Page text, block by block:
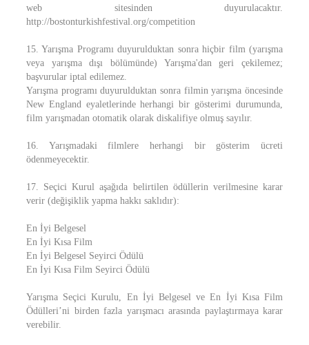
web sitesinden duyurulacaktır.
http://bostonturkishfestival.org/competition
15. Yarışma Programı duyurulduktan sonra hiçbir film (yarışma
veya yarışma dışı bölümünde) Yarışma'dan geri çekilemez;
başvurular iptal edilemez.
Yarışma programı duyurulduktan sonra filmin yarışma öncesinde
New England eyaletlerinde herhangi bir gösterimi durumunda,
film yarışmadan otomatik olarak diskalifiye olmuş sayılır.
16. Yarışmadaki filmlere herhangi bir gösterim ücreti
ödenmeyecektir.
17. Seçici Kurul aşağıda belirtilen ödüllerin verilmesine karar
verir (değişiklik yapma hakkı saklıdır):
En İyi Belgesel
En İyi Kısa Film
En İyi Belgesel Seyirci Ödülü
En İyi Kısa Film Seyirci Ödülü
Yarışma Seçici Kurulu, En İyi Belgesel ve En İyi Kısa Film
Ödülleri’ni birden fazla yarışmacı arasında paylaştırmaya karar
verebilir.